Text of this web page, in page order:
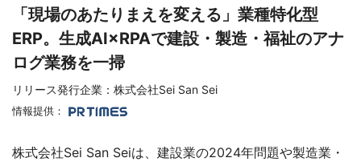
「現場のあたりまえを変える」業種特化型
ERP。生成AI×RPAで建設・製造・福祉のアナ
ログ業務を一掃
リリース発行企業：株式会社Sei San Sei
情報提供：
株式会社Sei San Seiは、建設業の2024年問題や製造業・